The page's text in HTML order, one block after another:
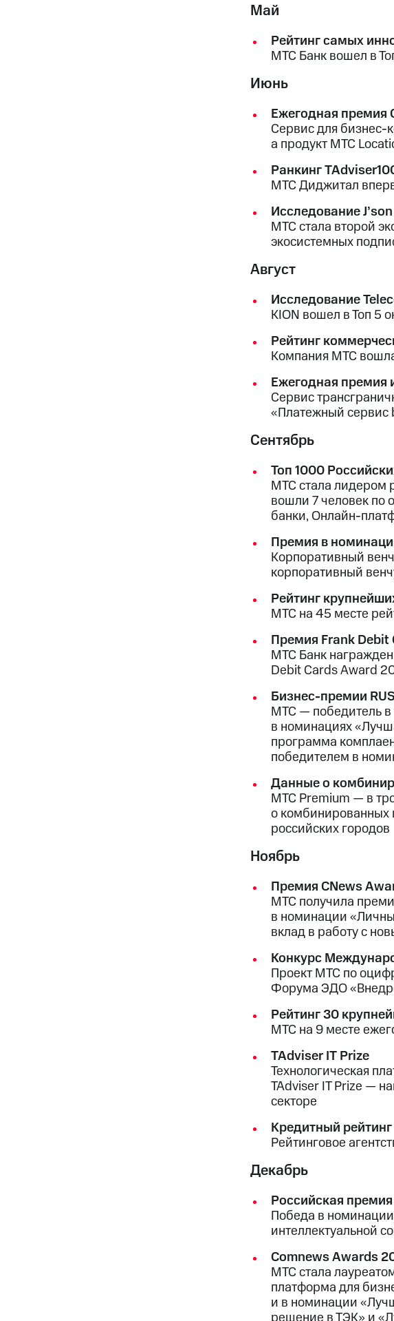
Май
Рейтинг самых
МТС Банк вошел в
Июнь
Ежегодная премия
Сервис для
а продукт МТС
Ранкинг
МТС Диджитал
Исследование
МТС стала второй
экосистемных
Август
Исследование
KION вошел в Топ 5
Рейтинг
Компания МТС
Ежегодная премия
Сервис
«Платежный сервис
Сентябрь
Топ 1000
МТС стала лидером
вошли 7 человек по
банки, Онлайн-
Премия в
Корпоративный
корпоративный
Рейтинг
МТС на 45 месте
Премия Frank Debit
МТС Банк
Debit Cards Award
Бизнес-премии
МТС — победитель
в номинациях
программа
победителем в
Данные о
МТС Premium — в
о комбинированных
российских городов
Ноябрь
Премия CNews
МТС получила
в номинации
вклад в работу с
Конкурс
Проект МТС по
Форума ЭДО
Рейтинг 30
МТС на 9 месте
TAdviser IT Prize
Технологическая
TAdviser IT Prize —
секторе
Кредитный рейтинг
Рейтинговое
Декабрь
Российская
Победа в
интеллектуальной
Comnews Awards
МТС стала
платформа для
и в номинации